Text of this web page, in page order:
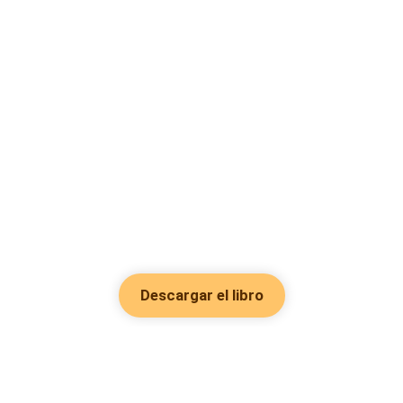
Descargar el libro